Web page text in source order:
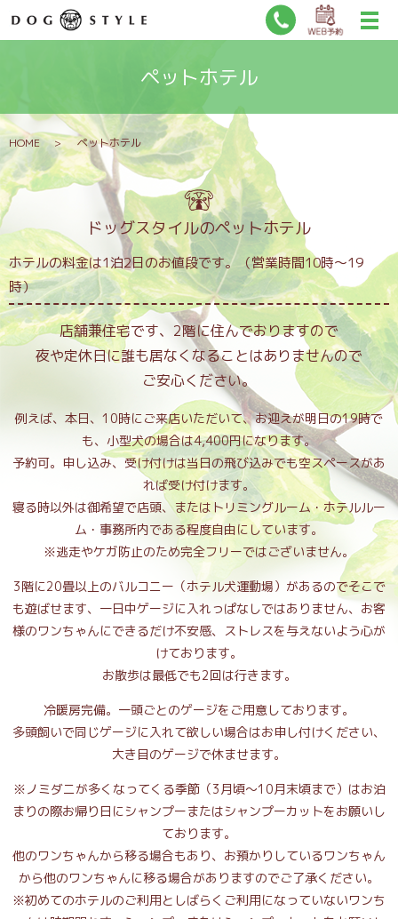
ペットホテル
HOME ペットホテル
ドッグスタイルのペットホテル
ホテルの料金は1泊2日のお値段です。（営業時間10時～19
時）
店舗兼住宅です、2階に住んでおりますので
夜や定休日に誰も居なくなることはありませんので
ご安心ください。
例えば、本日、10時にご来店いただいて、お迎えが明日の19時で
も、小型犬の場合は4,400円になります。
予約可。申し込み、受け付けは当日の飛び込みでも空スペースがあ
れば受け付けます。
寝る時以外は御希望で店頭、またはトリミングルーム・ホテルルー
ム・事務所内である程度自由にしています。
※逃走やケガ防止のため完全フリーではございません。
3階に20畳以上のバルコニー（ホテル犬運動場）があるのでそこで
も遊ばせます、一日中ゲージに入れっぱなしではありません、お客
様のワンちゃんにできるだけ不安感、ストレスを与えないよう心が
けております。
お散歩は最低でも2回は行きます。
冷暖房完備。一頭ごとのゲージをご用意しております。
多頭飼いで同じゲージに入れて欲しい場合はお申し付けください、
大き目のゲージで休ませます。
※ノミダニが多くなってくる季節（3月頃～10月末頃まで）はお泊
まりの際お帰り日にシャンプーまたはシャンプーカットをお願いし
ております。
他のワンちゃんから移る場合もあり、お預かりしているワンちゃん
から他のワンちゃんに移る場合がありますのでご了承ください。
※初めてのホテルのご利用としばらくご利用になっていないワンち